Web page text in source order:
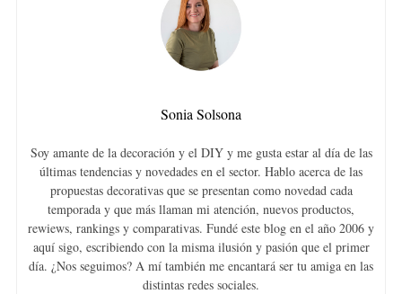
Sonia Solsona
Soy amante de la decoración y el DIY y me gusta estar al día de las
últimas tendencias y novedades en el sector. Hablo acerca de las
propuestas decorativas que se presentan como novedad cada
temporada y que más llaman mi atención, nuevos productos,
rewiews, rankings y comparativas. Fundé este blog en el año 2006 y
aquí sigo, escribiendo con la misma ilusión y pasión que el primer
día. ¿Nos seguimos? A mí también me encantará ser tu amiga en las
distintas redes sociales.